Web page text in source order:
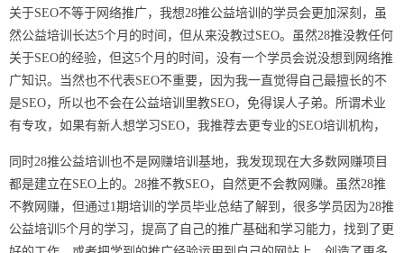
关于SEO不等于网络推广，我想28推公益培训的学员会更加深刻，虽
然公益培训长达5个月的时间，但从来没教过SEO。虽然28推没教任何
关于SEO的经验，但这5个月的时间，没有一个学员会说没想到网络推
广知识。当然也不代表SEO不重要，因为我一直觉得自己最擅长的不
是SEO，所以也不会在公益培训里教SEO，免得误人子弟。所谓术业
有专攻，如果有新人想学习SEO，我推荐去更专业的SEO培训机构，
同时28推公益培训也不是网赚培训基地，我发现现在大多数网赚项目
都是建立在SEO上的。28推不教SEO，自然更不会教网赚。虽然28推
不教网赚，但通过1期培训的学员毕业总结了解到，很多学员因为28推
公益培训5个月的学习，提高了自己的推广基础和学习能力，找到了更